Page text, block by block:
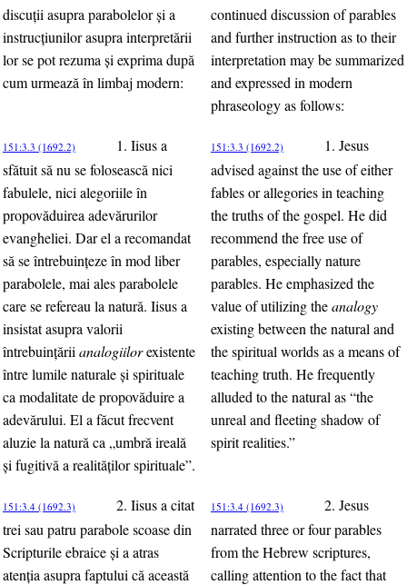
discuţii asupra parabolelor şi a
instrucţiunilor asupra interpretării
lor se pot rezuma şi exprima după
cum urmează în limbaj modern:
continued discussion of parables
and further instruction as to their
interpretation may be summarized
and expressed in modern
phraseology as follows:
151:3.3 (1692.2)
1. Iisus a
sfătuit să nu se folosească nici
fabulele, nici alegoriile în
propovăduirea adevărurilor
evangheliei. Dar el a recomandat
să se întrebuinţeze în mod liber
parabolele, mai ales parabolele
care se refereau la natură. Iisus a
insistat asupra valorii
întrebuinţării analogiilorexistente
între lumile naturale şi spirituale
ca modalitate de propovăduire a
adevărului. El a făcut frecvent
aluzie la natură ca „umbră ireală
şi fugitivă a realităţilor spirituale”.
151:3.3 (1692.2)
1. Jesus
advised against the use of either
fables or allegories in teaching
the truths of the gospel. He did
recommend the free use of
parables, especially nature
parables. He emphasized the
value of utilizing theanalogy
existing between the natural and
the spiritual worlds as a means of
teaching truth. He frequently
alluded to the natural as “the
unreal and fleeting shadow of
spirit realities.”
151:3.4 (1692.3)
2. Iisus a citat
trei sau patru parabole scoase din
Scripturile ebraice şi a atras
atenţia asupra faptului că această
151:3.4 (1692.3)
2. Jesus
narrated three or four parables
from the Hebrew scriptures,
calling attention to the fact that